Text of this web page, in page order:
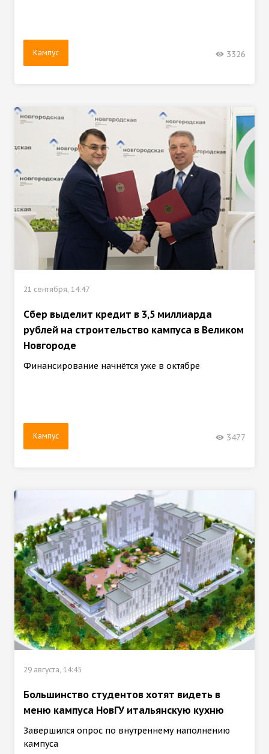
Кампус 3326
21 сентября, 14:47
Сбер выделит кредит в 3,5 миллиарда
рублей на строительство кампуса в Великом
Новгороде
Финансирование начнётся уже в октябре
Кампус 3477
29 августа, 14:45
Большинство студентов хотят видеть в
меню кампуса НовГУ итальянскую кухню
Завершился опрос по внутреннему наполнению
кампуса